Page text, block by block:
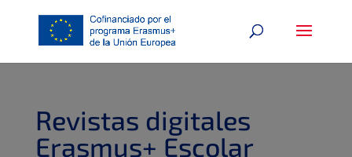
Revistas digitales
Erasmus+ Escolar